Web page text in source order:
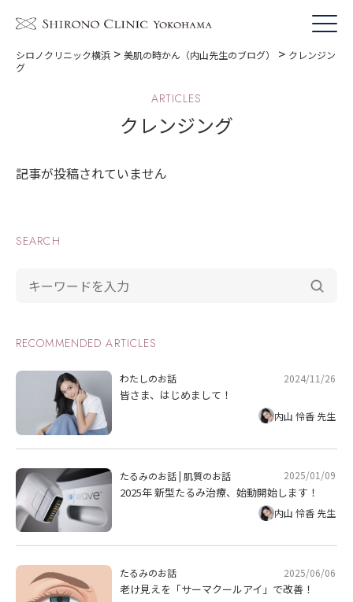
シロノクリニック横浜 > 美肌の時かん（内山先生のブログ） > クレンジン
グ
ARTICLES
クレンジング
記事が投稿されていません
SEARCH
RECOMMENDED ARTICLES
わたしのお話 2024/11/26
皆さま、はじめまして！
内山 怜香 先生
たるみのお話|肌質のお話 2025/01/09
2025年 新型たるみ治療、始動開始します！
内山 怜香 先生
たるみのお話 2025/06/06
老け見えを「サーマクールアイ」で改善！